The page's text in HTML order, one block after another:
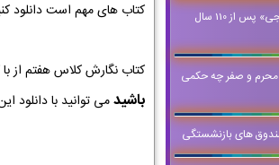
راز «گربه‌های نارنجی» پس از 110 سال
محرم و صفر چه حکمی
های بازنشستگی
کتاب های مهم است دانلود
کتاب نگارش کلاس هفتم از
باشیدمی توانید با دانلود